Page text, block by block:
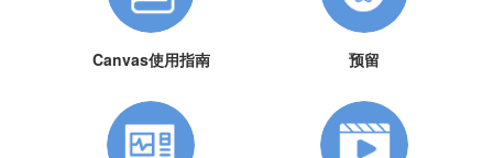
Canvas使用指南 预留